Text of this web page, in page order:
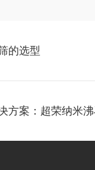
的选型
方案：超荣纳米